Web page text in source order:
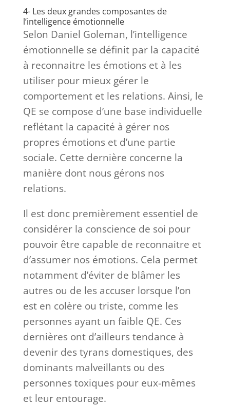
4- Les deux grandes composantes de
l’intelligence émotionnelle
Selon Daniel Goleman, l’intelligence
émotionnelle se définit par la capacité
à reconnaitre les émotions et à les
utiliser pour mieux gérer le
comportement et les relations. Ainsi, le
QE se compose d’une base individuelle
reflétant la capacité à gérer nos
propres émotions et d’une partie
sociale. Cette dernière concerne la
manière dont nous gérons nos
relations.
Il est donc premièrement essentiel de
considérer la conscience de soi pour
pouvoir être capable de reconnaitre et
d’assumer nos émotions. Cela permet
notamment d’éviter de blâmer les
autres ou de les accuser lorsque l’on
est en colère ou triste, comme les
personnes ayant un faible QE. Ces
dernières ont d’ailleurs tendance à
devenir des tyrans domestiques, des
dominants malveillants ou des
personnes toxiques pour eux-mêmes
et leur entourage.